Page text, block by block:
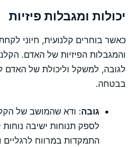
יכולות ומגבלות פיזיות
כאשר בוחרים קלנועית, חיוני
והמגבלות הפיזיות של האדם.
לגובה, למשקל וליכולת של האדם
בבטחה.
גובה: ודא שהמושב של
לספק תנוחות ישיבה נוחות
התמקדות במרווח לרגליים